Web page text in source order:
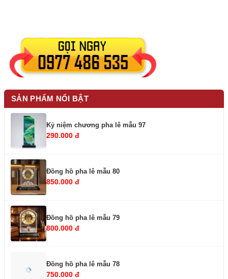
SẢN PHẨM NỔI BẬT
Kỷ niệm chương pha lê mẫu 97
290.000 đ
Đồng hồ pha lê mẫu 80
850.000 đ
Đồng hồ pha lê mẫu 79
800.000 đ
Đồng hồ pha lê mẫu 78
750.000 đ